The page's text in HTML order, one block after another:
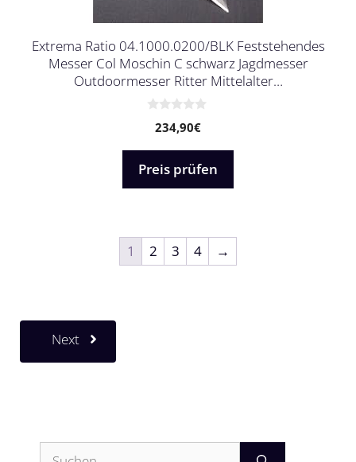
Extrema Ratio 04.1000.0200/BLK Feststehendes
Messer Col Moschin C schwarz Jagdmesser
Outdoormesser Ritter Mittelalter…
n
5
234,90€
Preis prüfen
1 2 3 4 →
Next
Suchen